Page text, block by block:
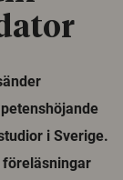
i Sverige.
föreläsningar